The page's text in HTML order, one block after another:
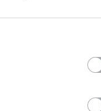
στις τιμές